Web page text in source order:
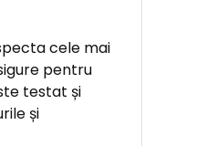
cele mai
pentru
testat și
și